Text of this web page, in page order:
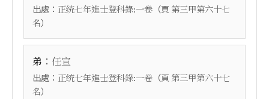
出處： 正统七年進士登科錄:一卷 （頁 第三甲第六十七
名）
弟 ： 任宣
出處： 正统七年進士登科錄:一卷 （頁 第三甲第六十七
名）